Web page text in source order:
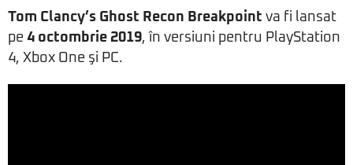
Tom Clancy’s Ghost Recon Breakpoint va fi lansat
pe 4 octombrie 2019, în versiuni pentru PlayStation
4, Xbox One şi PC.